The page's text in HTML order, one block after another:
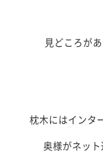
見どころが
枕木にはインタ
奥様がネッ